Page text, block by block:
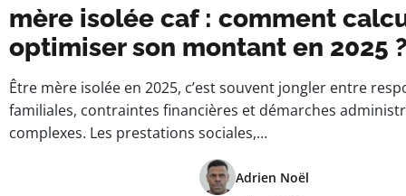
mère isolée caf : comment
optimiser son montant en 2025
Être mère isolée en 2025, c’est souvent jongler entre
familiales, contraintes financières et démarches
complexes. Les prestations sociales,…
Adrien Noël